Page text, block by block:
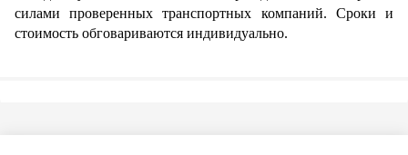
силами проверенных транспортных компаний. Сроки и
стоимость обговариваются индивидуально.